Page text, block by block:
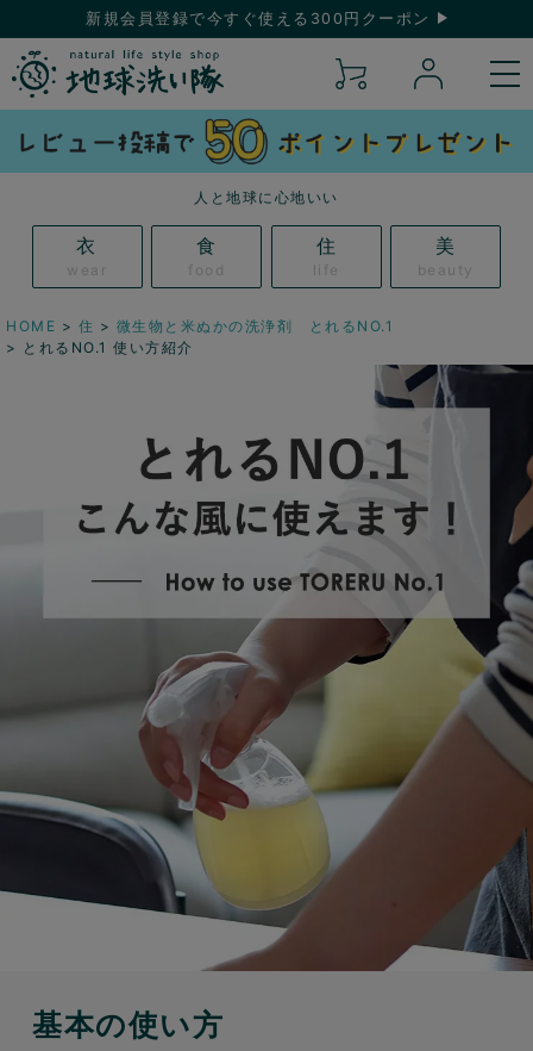
新規会員登録で今すぐ使える300円クーポン
人と地球に心地いい
衣
wear
食
food
住
life
美
beauty
HOME 住
微生物と米ぬかの洗浄剤 とれるNO.1
とれるNO.1 使い方紹介
基本の使い方